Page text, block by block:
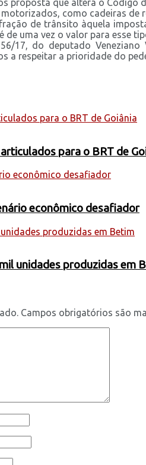
proposta que altera o
como cadeiras de
de trânsito àquela
de uma vez o valor para esse
17, do deputado
a respeitar a prioridade do
para o BRT de
econômico desafiador
unidades produzidas em
Campos obrigatórios são